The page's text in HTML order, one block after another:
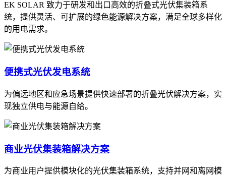
EK SOLAR 致力于研发和出口高效的折叠式光伏集装箱系
统，提供灵活、可扩展的绿色能源解决方案，满足全球多样化
的用电需求。
便携式光伏发电系统
为偏远地区和应急场景提供快速部署的折叠光伏解决方案，实
现独立供电与能源自给。
商业光伏集装箱解决方案
为商业用户提供模块化的光伏集装箱系统，支持并网和离网模